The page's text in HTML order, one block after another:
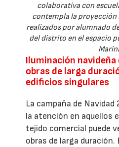
colaborativa con
contempla la proyección
realizados por alumnado
del distrito en el espacio
Iluminación navideña
obras de larga
edificios singulares
La campaña de
la atención en aquellos
tejido comercial puede
obras de larga